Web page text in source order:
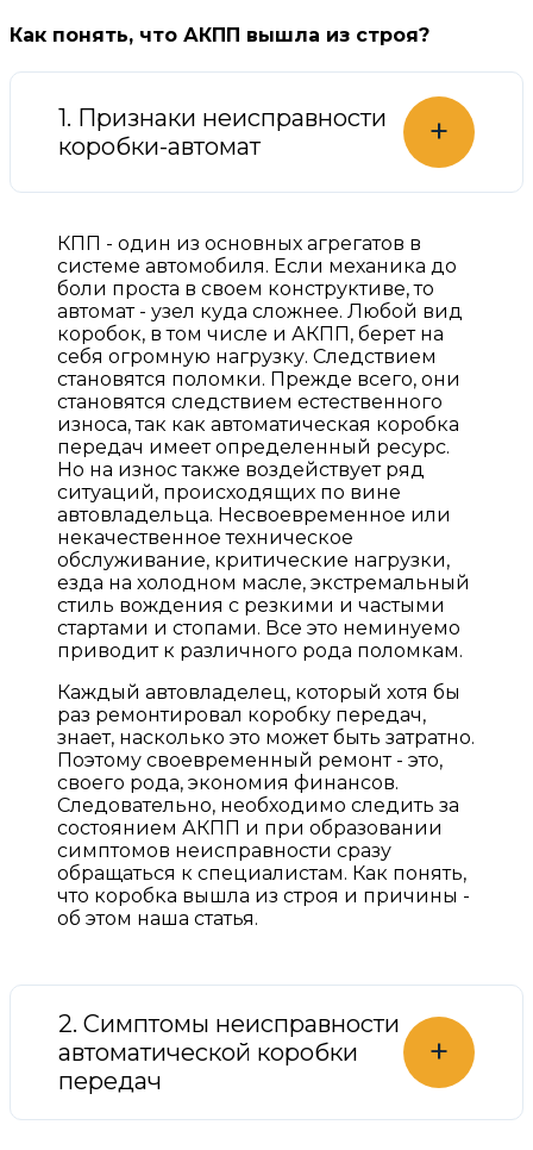
Как понять, что АКПП вышла из строя?
1. Признаки неисправности
коробки-автомат
+
КПП - один из основных агрегатов в
системе автомобиля. Если механика до
боли проста в своем конструктиве, то
автомат - узел куда сложнее. Любой вид
коробок, в том числе и АКПП, берет на
себя огромную нагрузку. Следствием
становятся поломки. Прежде всего, они
становятся следствием естественного
износа, так как автоматическая коробка
передач имеет определенный ресурс.
Но на износ также воздействует ряд
ситуаций, происходящих по вине
автовладельца. Несвоевременное или
некачественное техническое
обслуживание, критические нагрузки,
езда на холодном масле, экстремальный
стиль вождения с резкими и частыми
стартами и стопами. Все это неминуемо
приводит к различного рода поломкам.
Каждый автовладелец, который хотя бы
раз ремонтировал коробку передач,
знает, насколько это может быть затратно.
Поэтому своевременный ремонт - это,
своего рода, экономия финансов.
Следовательно, необходимо следить за
состоянием АКПП и при образовании
симптомов неисправности сразу
обращаться к специалистам. Как понять,
что коробка вышла из строя и причины -
об этом наша статья.
2. Симптомы неисправности
автоматической коробки
передач
+